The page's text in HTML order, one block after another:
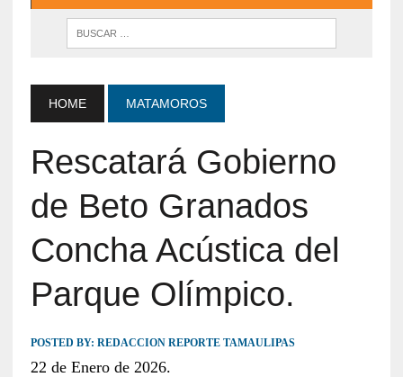
HOME MATAMOROS
Rescatará Gobierno
de Beto Granados
Concha Acústica del
Parque Olímpico.
POSTED BY: REDACCION REPORTE TAMAULIPAS
22 de Enero de 2026.